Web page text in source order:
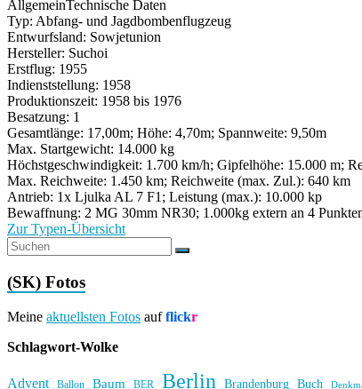
AllgemeinTechnische Daten
Typ: Abfang- und Jagdbombenflugzeug
Entwurfsland: Sowjetunion
Hersteller: Suchoi
Erstflug: 1955
Indienststellung: 1958
Produktionszeit: 1958 bis 1976
Besatzung: 1
Gesamtlänge: 17,00m; Höhe: 4,70m; Spannweite: 9,50m
Max. Startgewicht: 14.000 kg
Höchstgeschwindigkeit: 1.700 km/h; Gipfelhöhe: 15.000 m;
Max. Reichweite: 1.450 km; Reichweite (max. Zul.): 640 km
Antrieb: 1x Ljulka AL 7 F1; Leistung (max.): 10.000 kp
Bewaffnung: 2 MG 30mm NR30; 1.000kg extern an 4
Zur Typen-Übersicht
(SK) Fotos
Meine aktuellsten Fotos aufflickr
Schlagwort-Wolke
Advent Ballon Baum BER Berlin Brandenburg Buch